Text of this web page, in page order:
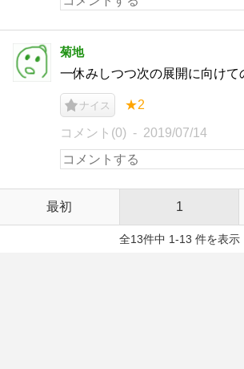
菊地
一休みしつつ次の展開に向けて
ナイス ★2
コメント(0) 2019/07/14
最初 1
全13件中 1-13 件を表示